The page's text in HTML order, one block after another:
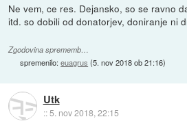
Ne vem, ce res. Dejansko, so se ravno
itd. so dobili od donatorjev, doniranje ni
Zgodovina sprememb…
spremenilo:euagrus (5. nov 2018 ob 21:16)
Utk
::5. nov 2018, 22:15